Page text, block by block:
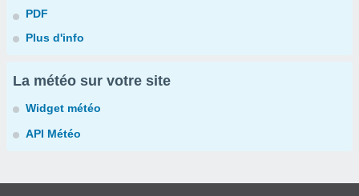
PDF
Plus d'info
La météo sur votre site
Widget météo
API Météo